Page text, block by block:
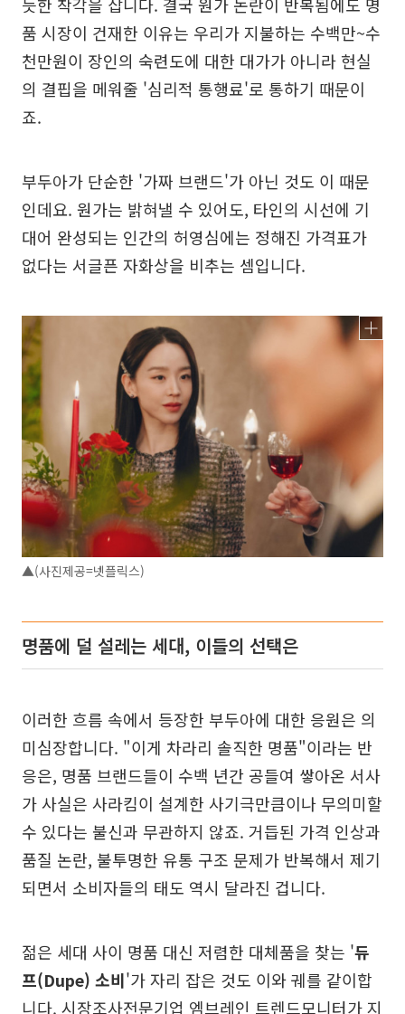
품 시장이 건재한 이유는 우리가 지불하는 수백만~수
천만원이 장인의 숙련도에 대한 대가가 아니라 현실
의 결핍을 메워줄 '심리적 통행료'로 통하기 때문이
죠.
부두아가 단순한 '가짜 브랜드'가 아닌 것도 이 때문
인데요. 원가는 밝혀낼 수 있어도, 타인의 시선에 기
대어 완성되는 인간의 허영심에는 정해진 가격표가
없다는 서글픈 자화상을 비추는 셈입니다.
▲(사진제공=넷플릭스)
명품에 덜 설레는 세대, 이들의 선택은
이러한 흐름 속에서 등장한 부두아에 대한 응원은 의
미심장합니다. "이게 차라리 솔직한 명품"이라는 반
응은, 명품 브랜드들이 수백 년간 공들여 쌓아온 서사
가 사실은 사라킴이 설계한 사기극만큼이나 무의미할
수 있다는 불신과 무관하지 않죠. 거듭된 가격 인상과
품질 논란, 불투명한 유통 구조 문제가 반복해서 제기
되면서 소비자들의 태도 역시 달라진 겁니다.
젊은 세대 사이 명품 대신 저렴한 대체품을 찾는 '듀
프(Dupe) 소비'가 자리 잡은 것도 이와 궤를 같이합
니다. 시장조사전문기업 엠브레인 트렌드모니터가 지